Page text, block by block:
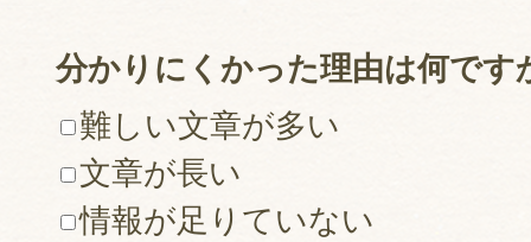
分かりにくかった理由は何です
難しい文章が多い
文章が長い
情報が足りていない